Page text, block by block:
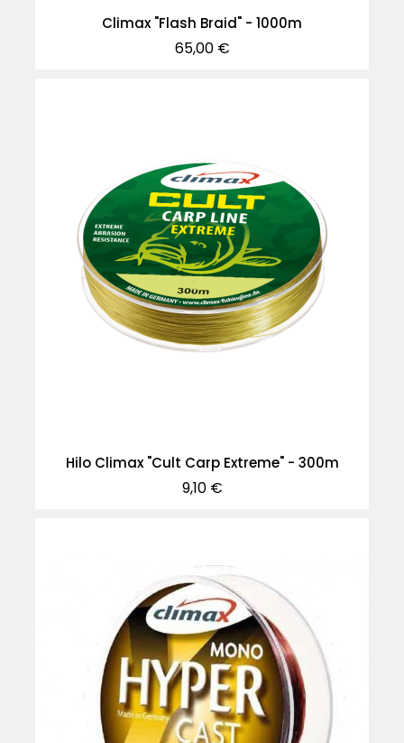
Climax "Flash Braid" - 1000m
Precio
65,00 €
Hilo Climax "Cult Carp Extreme" - 300m
Precio
9,10 €